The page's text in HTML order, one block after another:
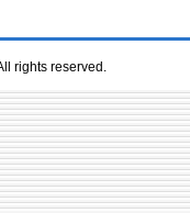
rights reserved.